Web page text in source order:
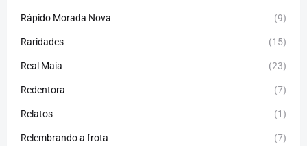
Rápido Morada Nova (9)
Raridades (15)
Real Maia (23)
Redentora (7)
Relatos (1)
Relembrando a frota (7)